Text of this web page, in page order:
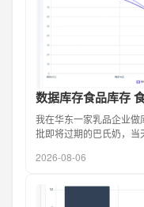
数据库存食品库存
我在华东一家乳品企业
批即将过期的巴氏奶，
2026-08-06